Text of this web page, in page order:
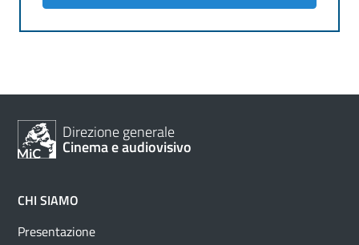
Direzione generale
Cinema e audiovisivo
CHI SIAMO
Presentazione